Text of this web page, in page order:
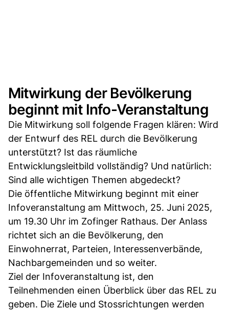
Mitwirkung der Bevölkerung
beginnt mit Info-Veranstaltung
Die Mitwirkung soll folgende Fragen klären: Wird
der Entwurf des REL durch die Bevölkerung
unterstützt? Ist das räumliche
Entwicklungsleitbild vollständig? Und natürlich:
Sind alle wichtigen Themen abgedeckt?
Die öffentliche Mitwirkung beginnt mit einer
Infoveranstaltung am Mittwoch, 25. Juni 2025,
um 19.30 Uhr im Zofinger Rathaus. Der Anlass
richtet sich an die Bevölkerung, den
Einwohnerrat, Parteien, Interessenverbände,
Nachbargemeinden und so weiter.
Ziel der Infoveranstaltung ist, den
Teilnehmenden einen Überblick über das REL zu
geben. Die Ziele und Stossrichtungen werden